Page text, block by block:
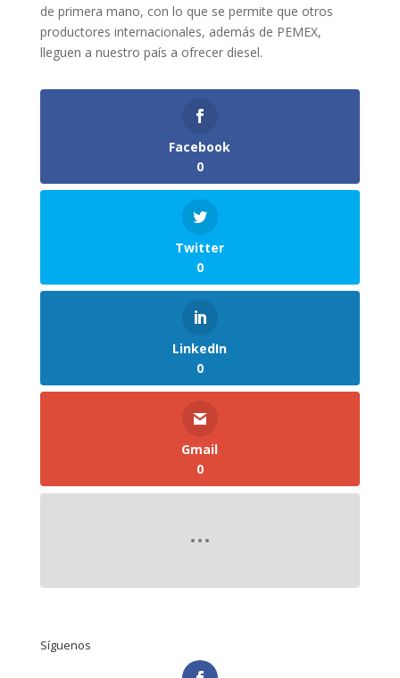
de primera mano, con lo que se permite que otros
productores internacionales, además de PEMEX,
lleguen a nuestro país a ofrecer diesel.
Facebook
0
Twitter
0
LinkedIn
0
Gmail
0
Síguenos